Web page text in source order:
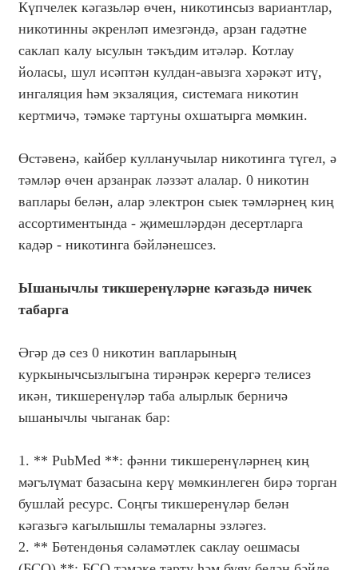
Күпчелек кәгазьләр өчен, никотинсыз вариантлар,
никотинны әкренләп имезгәндә, арзан гадәтне
саклап калу ысулын тәкъдим итәләр. Котлау
йоласы, шул исәптән кулдан-авызга хәрәкәт итү,
ингаляция һәм экзаляция, системага никотин
кертмичә, тәмәке тартуны охшатырга мөмкин.
Өстәвенә, кайбер кулланучылар никотинга түгел, ә
тәмләр өчен арзанрак ләззәт алалар. 0 никотин
ваплары белән, алар электрон сыек тәмләрнең киң
ассортиментында - җимешләрдән десертларга
кадәр - никотинга бәйләнешсез.
Ышанычлы тикшеренүләрне кәгазьдә ничек
табарга
Әгәр дә сез 0 никотин вапларының
куркынычсызлыгына тирәнрәк керергә телисез
икән, тикшеренүләр таба алырлык берничә
ышанычлы чыганак бар:
1. ** PubMed **: фәнни тикшеренүләрнең киң
мәгълүмат базасына керү мөмкинлеген бирә торган
бушлай ресурс. Соңгы тикшеренүләр белән
кәгазьгә кагылышлы темаларны эзләгез.
2. ** Бөтендөнья сәламәтлек саклау оешмасы